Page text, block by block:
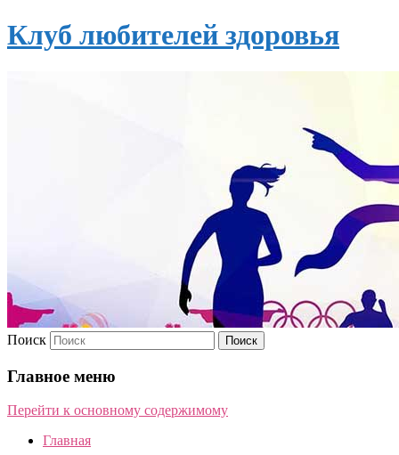
Клуб любителей здоровья
Поиск
Главное меню
Перейти к основному содержимому
Главная